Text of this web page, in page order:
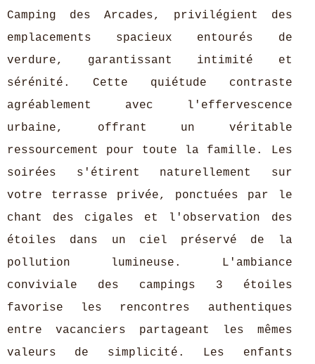
Camping des Arcades, privilégient des
emplacements spacieux entourés de
verdure, garantissant intimité et
sérénité. Cette quiétude contraste
agréablement avec l'effervescence
urbaine, offrant un véritable
ressourcement pour toute la famille. Les
soirées s'étirent naturellement sur
votre terrasse privée, ponctuées par le
chant des cigales et l'observation des
étoiles dans un ciel préservé de la
pollution lumineuse. L'ambiance
conviviale des campings 3 étoiles
favorise les rencontres authentiques
entre vacanciers partageant les mêmes
valeurs de simplicité. Les enfants